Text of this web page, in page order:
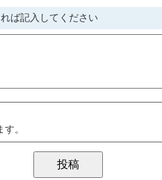
ば記入してください
。